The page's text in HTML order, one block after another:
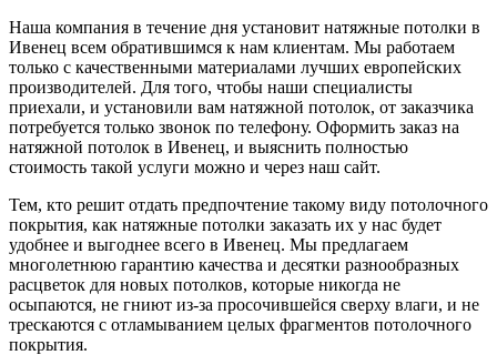
Наша компания в течение дня установит натяжные потолки в
Ивенец всем обратившимся к нам клиентам. Мы работаем
только с качественными материалами лучших европейских
производителей. Для того, чтобы наши специалисты
приехали, и установили вам натяжной потолок, от заказчика
потребуется только звонок по телефону. Оформить заказ на
натяжной потолок в Ивенец, и выяснить полностью
стоимость такой услуги можно и через наш сайт.
Тем, кто решит отдать предпочтение такому виду потолочного
покрытия, как натяжные потолки заказать их у нас будет
удобнее и выгоднее всего в Ивенец. Мы предлагаем
многолетнюю гарантию качества и десятки разнообразных
расцветок для новых потолков, которые никогда не
осыпаются, не гниют из-за просочившейся сверху влаги, и не
трескаются с отламыванием целых фрагментов потолочного
покрытия.